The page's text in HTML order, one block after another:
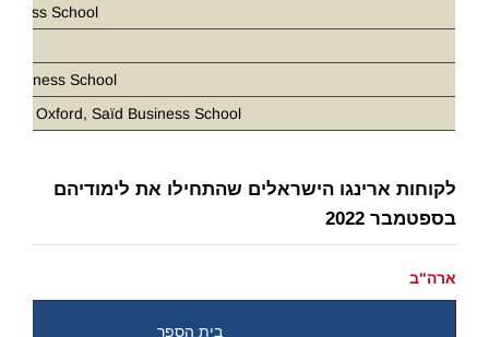
School
School
of Oxford, Saïd Business School
לקוחות ארינגו הישראלים שהתחילו את לימודיהם
בספטמבר 2022
ארה"ב
בית הספר